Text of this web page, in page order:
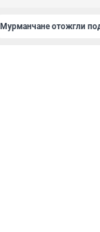
Мурманчане отожгли